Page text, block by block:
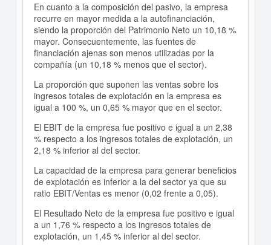
En cuanto a la composición del pasivo, la empresa
recurre en mayor medida a la autofinanciación,
siendo la proporción del Patrimonio Neto un 10,18 %
mayor. Consecuentemente, las fuentes de
financiación ajenas son menos utilizadas por la
compañía (un 10,18 % menos que el sector).
La proporción que suponen las ventas sobre los
ingresos totales de explotación en la empresa es
igual a 100 %, un 0,65 % mayor que en el sector.
El EBIT de la empresa fue positivo e igual a un 2,38
% respecto a los ingresos totales de explotación, un
2,18 % inferior al del sector.
La capacidad de la empresa para generar beneficios
de explotación es inferior a la del sector ya que su
ratio EBIT/Ventas es menor (0,02 frente a 0,05).
El Resultado Neto de la empresa fue positivo e igual
a un 1,76 % respecto a los ingresos totales de
explotación, un 1,45 % inferior al del sector.